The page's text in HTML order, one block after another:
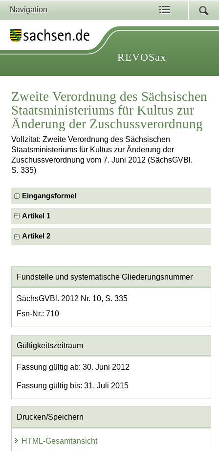
Navigation
REVOSax
Zweite Verordnung des Sächsischen
Staatsministeriums für Kultus zur
Änderung der Zuschussverordnung
Vollzitat: Zweite Verordnung des Sächsischen
Staatsministeriums für Kultus zur Änderung der
Zuschussverordnung vom 7. Juni 2012 (SächsGVBl.
S. 335)
Eingangsformel
Artikel 1
Artikel 2
Fundstelle und systematische Gliederungsnummer
SächsGVBl. 2012 Nr. 10, S. 335
Fsn-Nr.: 710
Gültigkeitszeitraum
Fassung gültig ab: 30. Juni 2012
Fassung gültig bis: 31. Juli 2015
Drucken/Speichern
HTML-Gesamtansicht